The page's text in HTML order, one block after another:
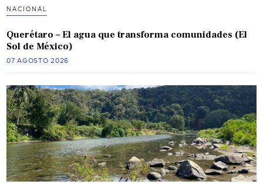
NACIONAL
Querétaro – El agua que transforma comunidades (El
Sol de México)
07 AGOSTO 2026